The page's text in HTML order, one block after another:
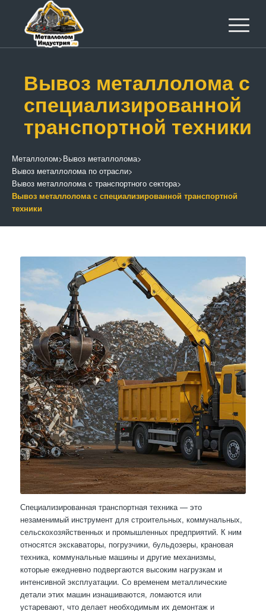
Вывоз металлолома с
специализированной
транспортной техники
Металлолом>Вывоз металлолома>
Вывоз металлолома по отрасли>
Вывоз металлолома с транспортного сектора>
Вывоз металлолома с специализированной транспортной
техники
Специализированная транспортная техника — это
незаменимый инструмент для строительных, коммунальных,
сельскохозяйственных и промышленных предприятий. К ним
относятся экскаваторы, погрузчики, бульдозеры, крановая
техника, коммунальные машины и другие механизмы,
которые ежедневно подвергаются высоким нагрузкам и
интенсивной эксплуатации. Со временем металлические
детали этих машин изнашиваются, ломаются или
устаревают, что делает необходимым их демонтаж и